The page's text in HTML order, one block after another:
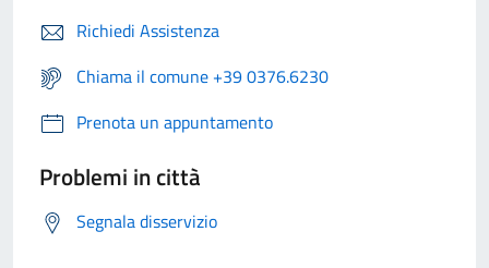
Richiedi Assistenza
Chiama il comune +39 0376.6230
Prenota un appuntamento
Problemi in città
Segnala disservizio